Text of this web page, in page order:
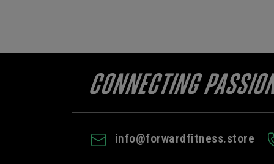
info@forwardfitness.store